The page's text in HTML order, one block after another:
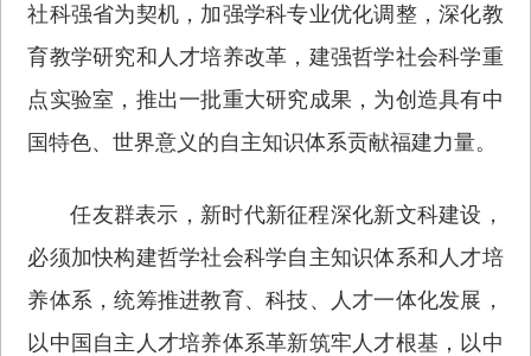
社科强省为契机，加强学科专业优化调整，深化教
育教学研究和人才培养改革，建强哲学社会科学重
点实验室，推出一批重大研究成果，为创造具有中
国特色、世界意义的自主知识体系贡献福建力量。
任友群表示，新时代新征程深化新文科建设，
必须加快构建哲学社会科学自主知识体系和人才培
养体系，统筹推进教育、科技、人才一体化发展，
以中国自主人才培养体系革新筑牢人才根基，以中